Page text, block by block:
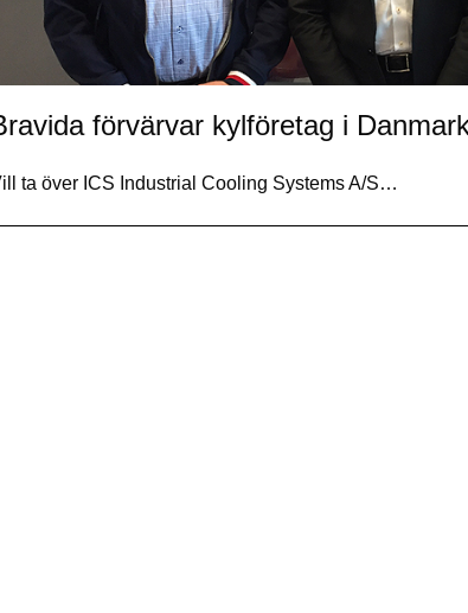
förvärvar kylföretag i
ta över ICS Industrial Cooling Systems A/S…